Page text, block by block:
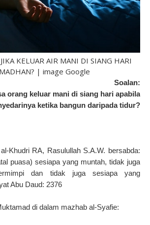
KELUAR AIR MANI DI SIANG HARI
| image Google
Soalan:
orang keluar mani di siang hari apabila
ketika bangun daripada tidur?
Khudri RA, Rasulullah S.A.W. bersabda:
puasa) sesiapa yang muntah, tidak juga
dan tidak juga sesiapa yang
Abu Daud: 2376
di dalam mazhab al-Syafie: